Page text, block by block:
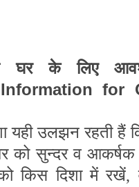
घर के लिए
for
यही उलझन रहती हैं
को सुन्दर व
किस दिशा में रखें,